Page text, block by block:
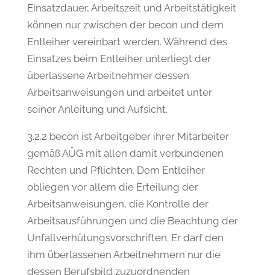
Einsatzdauer, Arbeitszeit und Arbeitstätigkeit
können nur zwischen der becon und dem
Entleiher vereinbart werden. Während des
Einsatzes beim Entleiher unterliegt der
überlassene Arbeitnehmer dessen
Arbeitsanweisungen und arbeitet unter
seiner Anleitung und Aufsicht.
3.2.2 becon ist Arbeitgeber ihrer Mitarbeiter
gemäß AÜG mit allen damit verbundenen
Rechten und Pflichten. Dem Entleiher
obliegen vor allem die Erteilung der
Arbeitsanweisungen, die Kontrolle der
Arbeitsausführungen und die Beachtung der
Unfallverhütungsvorschriften. Er darf den
ihm überlassenen Arbeitnehmern nur die
dessen Berufsbild zuzuordnenden